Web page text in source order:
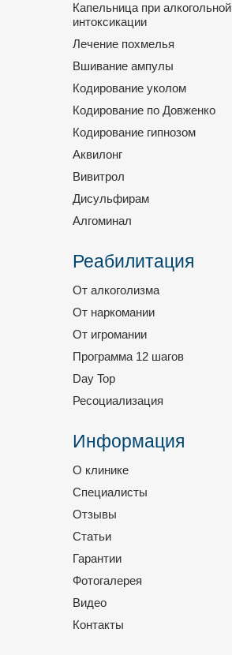
Капельница при алкогольной
интоксикации
Лечение похмелья
Вшивание ампулы
Кодирование уколом
Кодирование по Довженко
Кодирование гипнозом
Аквилонг
Вивитрол
Дисульфирам
Алгоминал
Реабилитация
От алкоголизма
От наркомании
От игромании
Программа 12 шагов
Day Top
Ресоциализация
Информация
О клинике
Специалисты
Отзывы
Cтатьи
Гарантии
Фотогалерея
Видео
Контакты